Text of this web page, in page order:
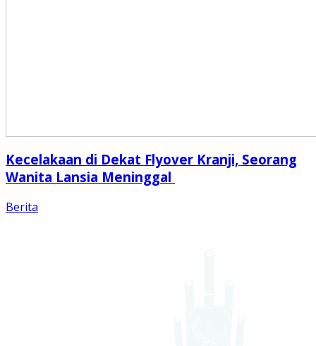
Kecelakaan di Dekat Flyover Kranji, Seorang
Wanita Lansia Meninggal
Berita